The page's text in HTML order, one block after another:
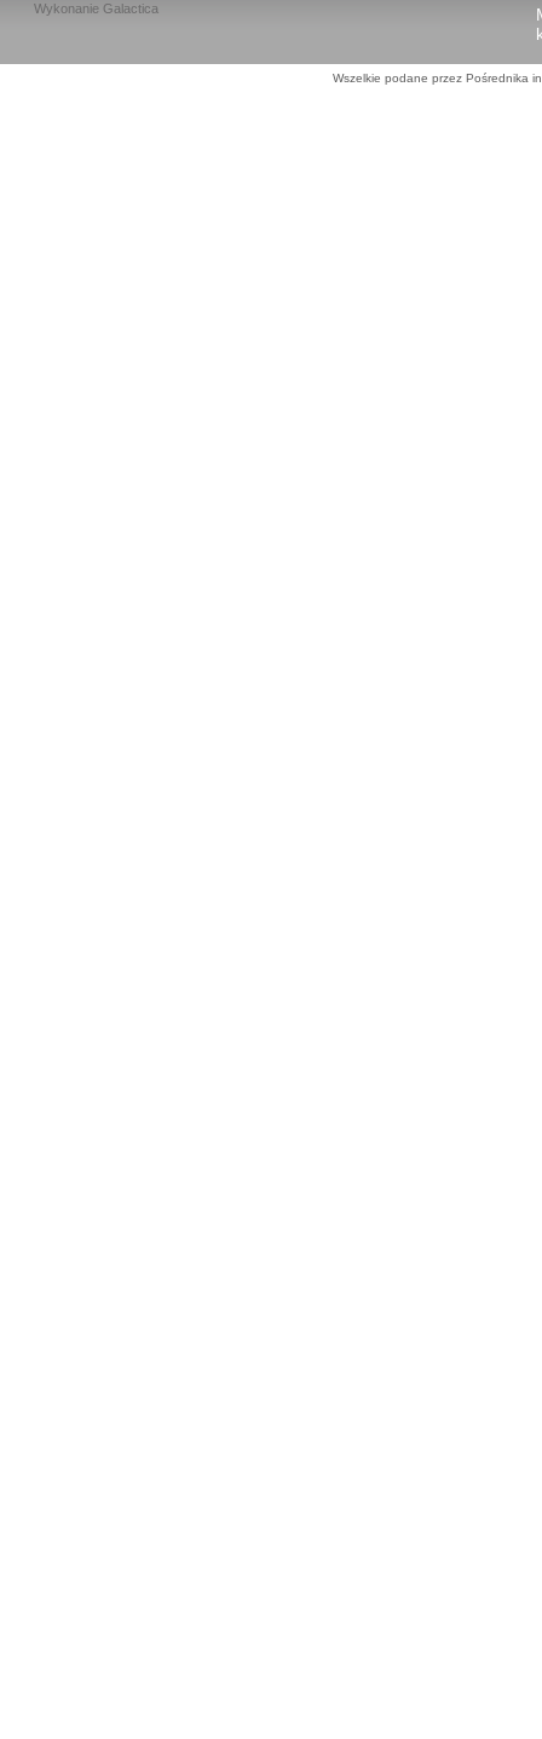
Wykonanie Galactica
Wszelkie podane przez Pośrednika